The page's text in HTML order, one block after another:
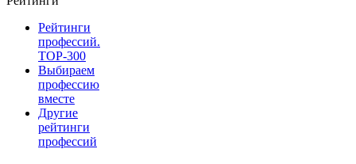
Рейтинги
профессий.
TOP-300
Выбираем
профессию
вместе
Другие
рейтинги
профессий